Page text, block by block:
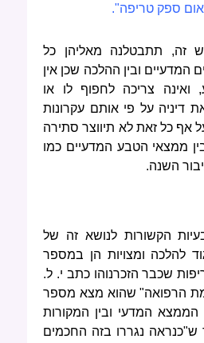
ספק טריפה".
זה, תתבטלנה מאליהן כל
המדעיים ובין ההלכה שכן אין
צריכה לחפוף לו או
דיניה על פי אותם עקרונות
אף כל זאת לא תיווצר סתירה
ממצאי הטבע המדעיים כמו
השנה.
הקשורות לנושא זה של
להלכה ומצויות הן במספר
שכבר הזכרנוהו כתב י. ל.
הרפואה" שהוא מצא מספר
המדעי ובין המקורות
ש"כנראה נגררו בזה החכמים